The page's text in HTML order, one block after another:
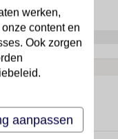
werken,
content en
Ook zorgen
aanpassen